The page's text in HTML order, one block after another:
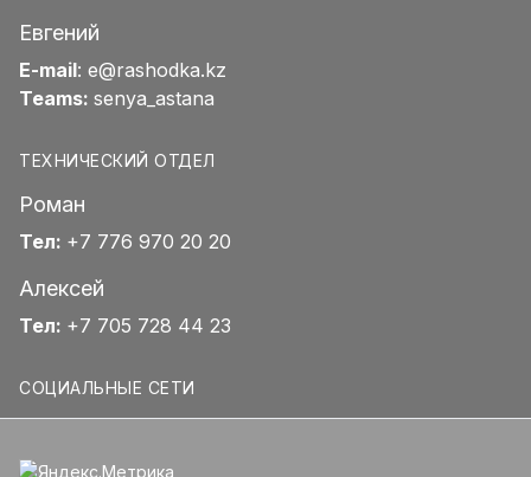
Евгений
E-mail: e@rashodka.kz
Teams: senya_astana
ТЕХНИЧЕСКИЙ ОТДЕЛ
Роман
Тел: +7 776 970 20 20
Алексей
Тел: +7 705 728 44 23
СОЦИАЛЬНЫЕ СЕТИ